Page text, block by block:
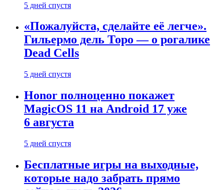
5 дней спустя
«Пожалуйста, сделайте её легче».
Гильермо дель Торо — о рогалике
Dead Cells
5 дней спустя
Honor полноценно покажет
MagicOS 11 на Android 17 уже
6 августа
5 дней спустя
Бесплатные игры на выходные,
которые надо забрать прямо